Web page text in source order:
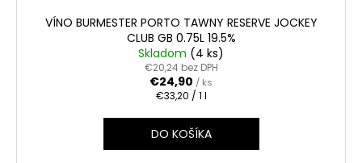
VÍNO BURMESTER PORTO TAWNY RESERVE JOCKEY
CLUB GB 0.75L 19.5%
Skladom (4 ks)
€20,24 bez DPH
€24,90 / ks
Jednotková
€33,20 / 1 l
DO KOŠÍKA